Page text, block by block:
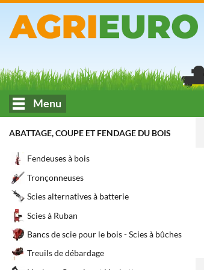
Menu
ABATTAGE, COUPE ET FENDAGE DU BOIS
Fendeuses à bois
Tronçonneuses
Scies alternatives à batterie
Scies à Ruban
Bancs de scie pour le bois - Scies à bûches
Treuils de débardage